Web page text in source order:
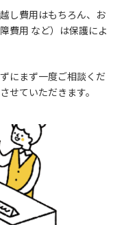
し費用はもちろん、お
費用 など）は保護によ
にまず一度ご相談くだ
せていただきます。